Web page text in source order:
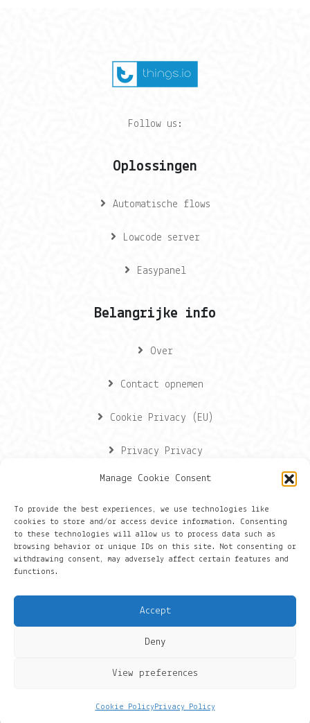
Manage Cookie Consent
To provide the best experiences, we use technologies like
cookies to store and/or access device information. Consenting
to these technologies will allow us to process data such as
browsing behavior or unique IDs on this site. Not consenting or
withdrawing consent, may adversely affect certain features and
functions.
Accept
Deny
View preferences
Cookie PolicyPrivacy Policy
Follow us:
Oplossingen
Automatische flows
Lowcode server
Easypanel
Belangrijke info
Over
Contact opnemen
Cookie Privacy (EU)
Privacy Privacy
Onze gegevens
hans@things.io